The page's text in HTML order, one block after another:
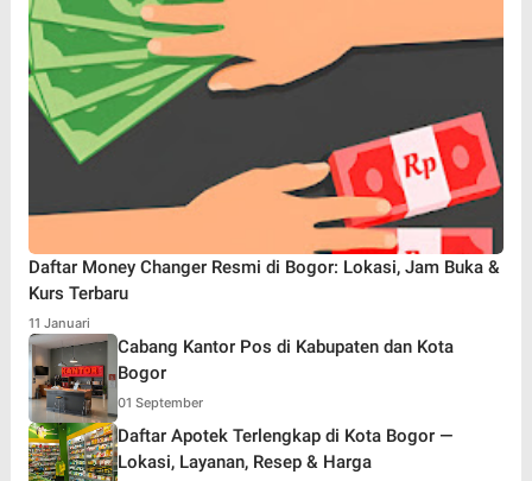
Daftar Money Changer Resmi di Bogor: Lokasi, Jam Buka &
Kurs Terbaru
11 Januari
Cabang Kantor Pos di Kabupaten dan Kota
Bogor
01 September
Daftar Apotek Terlengkap di Kota Bogor —
Lokasi, Layanan, Resep & Harga